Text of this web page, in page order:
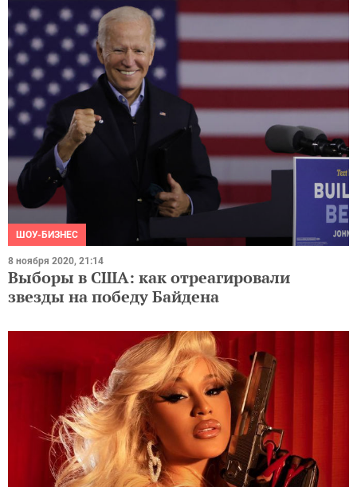
ШОУ-БИЗНЕС
8 ноября 2020, 21:14
Выборы в США: как отреагировали
звезды на победу Байдена